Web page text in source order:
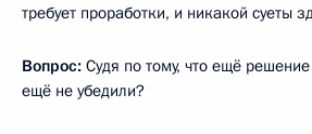
требует проработки, и никакой суеты
Вопрос: Судя по тому, что ещё
ещё не убедили?